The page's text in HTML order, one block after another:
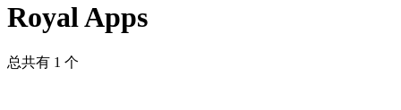
Royal Apps
总共有 1 个